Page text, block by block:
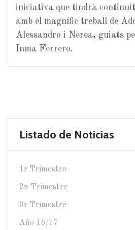
iniciativa que tindrà
amb el magnífic treball de
Alessandro i Nerea, guiats
Inma Ferrero.
Listado de Noticias
1r Trimestre
2n Trimestre
3r Trimestre
Año 16/17